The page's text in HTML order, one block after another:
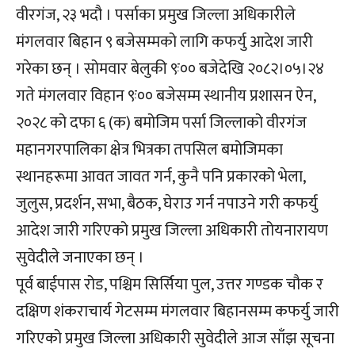
वीरगंज, २३ भदौ । पर्साका प्रमुख जिल्ला अधिकारीले
मंगलवार बिहान ९ बजेसम्मको लागि कफर्यु आदेश जारी
गरेका छन् । सोमवार बेलुकी ९ः०० बजेदेखि २०८२।०५।२४
गते मंगलवार विहान ९ः०० बजेसम्म स्थानीय प्रशासन ऐन,
२०२८ को दफा ६ (क) बमोजिम पर्सा जिल्लाको वीरगंज
महानगरपालिका क्षेत्र भित्रका तपसिल बमोजिमका
स्थानहरूमा आवत जावत गर्न, कुनै पनि प्रकारको भेला,
जुलुस, प्रदर्शन, सभा, बैठक, घेराउ गर्न नपाउने गरी कफर्यु
आदेश जारी गरिएको प्रमुख जिल्ला अधिकारी तोयनारायण
सुवेदीले जनाएका छन् ।
पूर्व बाईपास रोड, पश्चिम सिर्सिया पुल, उत्तर गण्डक चौक र
दक्षिण शंकराचार्य गेटसम्म मंगलवार बिहानसम्म कफर्यु जारी
गरिएको प्रमुख जिल्ला अधिकारी सुवेदीले आज साँझ सूचना